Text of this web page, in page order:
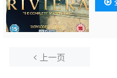
凯
上一页